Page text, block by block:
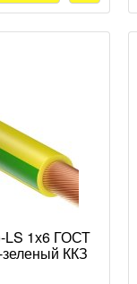
LS 1х6 ГОСТ
ККЗ